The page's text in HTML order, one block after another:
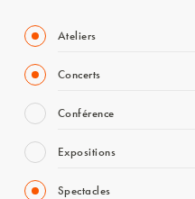
Ateliers
Concerts
Conférence
Expositions
Spectacles